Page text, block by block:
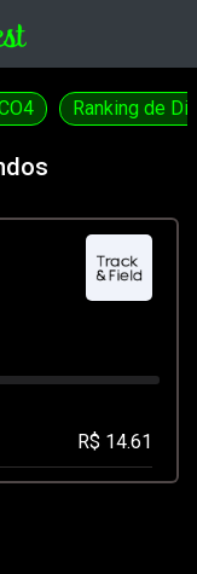
Ranking de
R$ 14.61